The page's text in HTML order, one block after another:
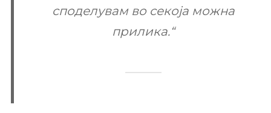
споделувам во секоја можна
прилика.“